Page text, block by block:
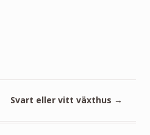
Svart eller vitt växthus →